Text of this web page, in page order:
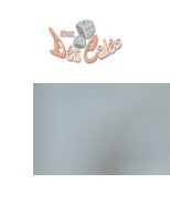
Cookies beheer paneel